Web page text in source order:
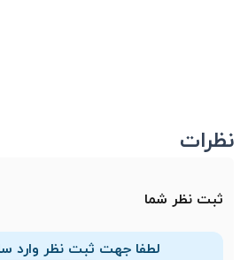
نظرات
ثبت نظر شما
لطفا جهت ثبت نظر وارد